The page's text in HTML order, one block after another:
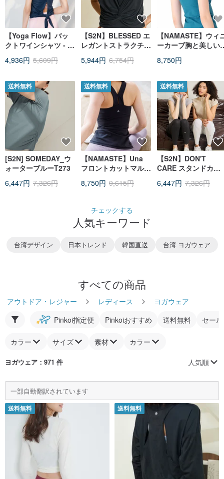
【Yoga Flow】バッ
クトワインシャツ - オ
送
4,936円 5,609円
送料無料
[S2N] SOMEDAY_ウ
ォーターブルーT273
6,447円 7,326円
【S2N】BLESSED エ
レガントストラクチャ
ク T293
5,944円 6,754円
送料無料
【NAMASTE】Una
フロントカットマルチ
スト -ブラック
8,750円 9,615円
【NAMASTE】ウィ
ーカーブ胸と美しい
-ブルー
8,750円
送料無料
【S2N】DON'T
CARE スタンドカラ
ーブトップ_ヌード
6,447円 7,326円
チェックする
人気キーワード
台湾デザイン 日本トレンド 韓国直送 台湾 ヨガウェア
すべての商品
アウトドア・レジャー レディース
ヨガウェア
Pinkoi指定便
Pinkoiおすすめ 送料無料 セー
カラー サイズ 素材 カラー
ヨガウェア ：971 件 人気順
一部自動翻訳されています
送料無料 送料無料